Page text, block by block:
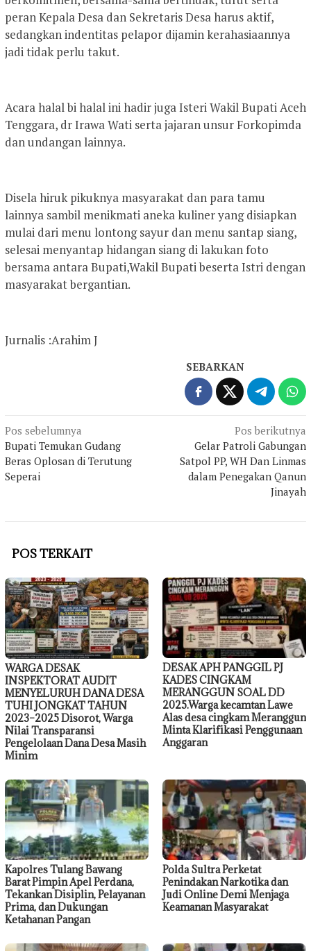
peran Kepala Desa dan Sekretaris Desa harus aktif,
sedangkan indentitas pelapor dijamin kerahasiaannya
jadi tidak perlu takut.
Acara halal bi halal ini hadir juga Isteri Wakil Bupati Aceh
Tenggara, dr Irawa Wati serta jajaran unsur Forkopimda
dan undangan lainnya.
Disela hiruk pikuknya masyarakat dan para tamu
lainnya sambil menikmati aneka kuliner yang disiapkan
mulai dari menu lontong sayur dan menu santap siang,
selesai menyantap hidangan siang di lakukan foto
bersama antara Bupati,Wakil Bupati beserta Istri dengan
masyarakat bergantian.
Jurnalis :Arahim J
SEBARKAN
Navigasi
pos
Pos sebelumnya
Bupati Temukan Gudang
Beras Oplosan di Terutung
Seperai
Pos berikutnya
Gelar Patroli Gabungan
Satpol PP, WH Dan Linmas
dalam Penegakan Qanun
Jinayah
POS TERKAIT
WARGA DESAK
INSPEKTORAT AUDIT
MENYELURUH DANA DESA
TUHI JONGKAT TAHUN
2023–2025 Disorot, Warga
Nilai Transparansi
Pengelolaan Dana Desa Masih
Minim
DESAK APH PANGGIL PJ
KADES CINGKAM
MERANGGUN SOAL DD
2025.Warga kecamtan Lawe
Alas desa cingkam Meranggun
Minta Klarifikasi Penggunaan
Anggaran
Kapolres Tulang Bawang
Barat Pimpin Apel Perdana,
Tekankan Disiplin, Pelayanan
Prima, dan Dukungan
Ketahanan Pangan
Polda Sultra Perketat
Penindakan Narkotika dan
Judi Online Demi Menjaga
Keamanan Masyarakat